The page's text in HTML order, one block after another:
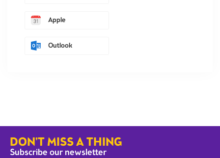
Apple
Outlook
DON'T MISS A THING
Subscribe our newsletter